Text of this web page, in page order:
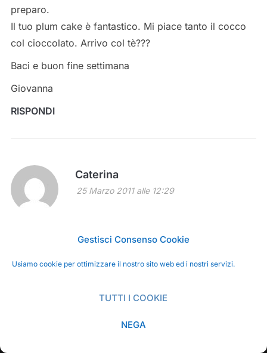
Gestisci Consenso Cookie
Usiamo cookie per ottimizzare il nostro sito web ed i nostri servizi.
TUTTI I COOKIE
NEGA
preparo.
Il tuo plum cake è fantastico. Mi piace tanto il cocco
col cioccolato. Arrivo col tè???
Baci e buon fine settimana
Giovanna
RISPONDI
Caterina
25 Marzo 2011 alle 12:29
si convertirà alle verdure? Siamo arrivati ad un
compromesso, passati di verdure….proverò!!!